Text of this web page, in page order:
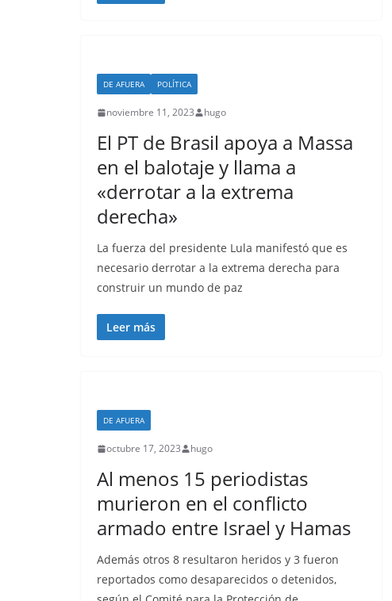
DE AFUERA POLÍTICA
noviembre 11, 2023 hugo
El PT de Brasil apoya a Massa
en el balotaje y llama a
«derrotar a la extrema
derecha»
La fuerza del presidente Lula manifestó que es
necesario derrotar a la extrema derecha para
construir un mundo de paz
Leer más
DE AFUERA
octubre 17, 2023 hugo
Al menos 15 periodistas
murieron en el conflicto
armado entre Israel y Hamas
Además otros 8 resultaron heridos y 3 fueron
reportados como desaparecidos o detenidos,